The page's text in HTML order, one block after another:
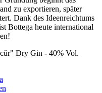
zu exportieren, später
Dank des Ideenreichtums
Bottega heute international
Dry Gin - 40% Vol.